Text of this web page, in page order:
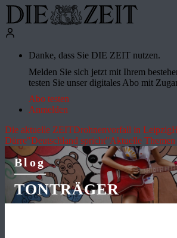
Danke, dass Sie DIE ZEIT nutzen.
Melden Sie sich jetzt mit Ihrem
testen Sie unser digitales Abo mit
Abo testen
Anmelden
Die aktuelle ZEITDrohnenvorfall in Leipzig
Dürre"Deutschland spricht"Aktuelle Themen
Blog
TONTRÄGER